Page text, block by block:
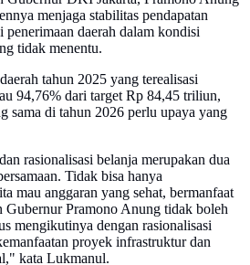
menjaga stabilitas pendapatan
penerimaan daerah dalam kondisi
tidak menentu.
tahun 2025 yang terealisasi
94,76% dari target Rp 84,45 triliun,
sama di tahun 2026 perlu upaya yang
rasionalisasi belanja merupakan dua
Tidak bisa hanya
mau anggaran yang sehat, bermanfaat
Pramono Anung tidak boleh
mengikutinya dengan rasionalisasi
proyek infrastruktur dan
kata Lukmanul.